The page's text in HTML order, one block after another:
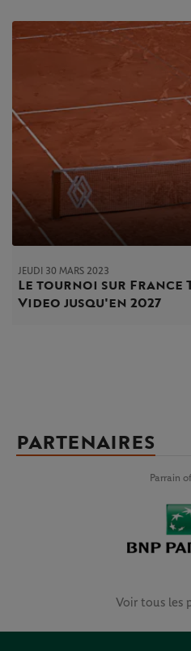
JEUDI 30 MARS 2023
Le tournoi sur France
Video jusqu'en 2027
PARTENAIRES
Parrain
Voir tous les